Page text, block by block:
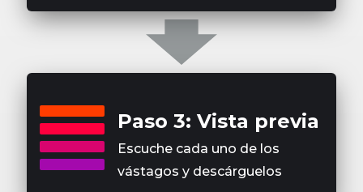
Paso 3: Vista previa
Escuche cada uno de los
vástagos y descárguelos